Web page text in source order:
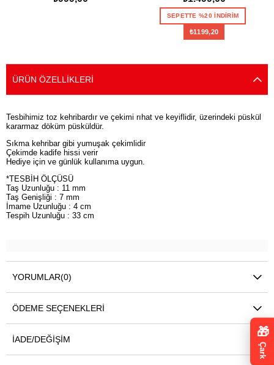
SEPETTE %20 İNDİRİM
₺1199,20
ÜRÜN ÖZELLIKLERI
Tesbihimiz toz kehribardır ve çekimi rıhat ve keyiflidir, üzerindeki püskül
kararmaz döküm püsküldür.
Sıkma kehribar gibi yumuşak çekimlidir
Çekimde kadife hissi verir
Hediye için ve günlük kullanıma uygun.
*TESBİH ÖLÇÜSÜ
Taş Uzunluğu : 11 mm
Taş Genişliği : 7 mm
İmame Uzunluğu : 4 cm
Tespih Uzunluğu : 33 cm
YORUMLAR(0)
ÖDEME SEÇENEKLERI
İADE/DEĞIŞIM
🎁
Çark